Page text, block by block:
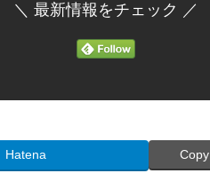
＼ 最新情報をチェック ／
Hatena Copy